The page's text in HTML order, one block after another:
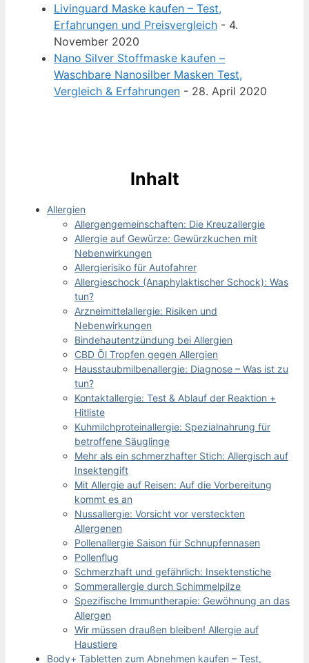
Livinguard Maske kaufen – Test,
Erfahrungen und Preisvergleich - 4.
November 2020
Nano Silver Stoffmaske kaufen –
Waschbare Nanosilber Masken Test,
Vergleich & Erfahrungen - 28. April 2020
Inhalt
Allergien
Allergengemeinschaften: Die Kreuzallergie
Allergie auf Gewürze: Gewürzkuchen mit
Nebenwirkungen
Allergierisiko für Autofahrer
Allergieschock (Anaphylaktischer Schock): Was
tun?
Arzneimittelallergie: Risiken und
Nebenwirkungen
Bindehautentzündung bei Allergien
CBD Öl Tropfen gegen Allergien
Hausstaubmilbenallergie: Diagnose – Was ist zu
tun?
Kontaktallergie: Test & Ablauf der Reaktion +
Hitliste
Kuhmilchproteinallergie: Spezialnahrung für
betroffene Säuglinge
Mehr als ein schmerzhafter Stich: Allergisch auf
Insektengift
Mit Allergie auf Reisen: Auf die Vorbereitung
kommt es an
Nussallergie: Vorsicht vor versteckten
Allergenen
Pollenallergie Saison für Schnupfennasen
Pollenflug
Schmerzhaft und gefährlich: Insektenstiche
Sommerallergie durch Schimmelpilze
Spezifische Immuntherapie: Gewöhnung an das
Allergen
Wir müssen draußen bleiben! Allergie auf
Haustiere
Body+ Tabletten zum Abnehmen kaufen – Test,